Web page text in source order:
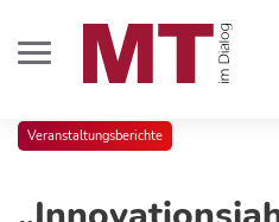
Veranstaltungsberichte